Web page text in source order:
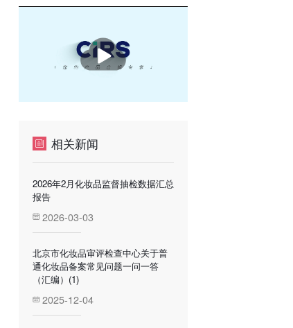
播
放
相关新闻
2026年2月化妆品监督抽检数据汇总
报告
2026-03-03
北京市化妆品审评检查中心关于普
通化妆品备案常见问题一问一答
（汇编）(1)
2025-12-04